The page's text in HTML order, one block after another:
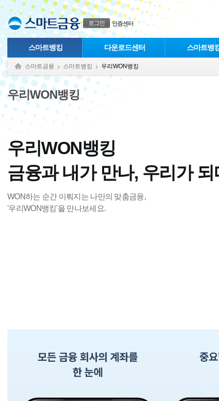
본문으로 바로가기
푸터 바로가기
로그인 인증센터
스마트뱅킹 다운로드센터 스마트뱅
스마트금융 스마트뱅킹 우리WON뱅킹
우리WON뱅킹
우리WON뱅킹
금융과 내가 만나, 우리가 되
WON하는 순간 이뤄지는 나만의 맞춤금융,
'우리WON뱅킹'을 만나보세요.